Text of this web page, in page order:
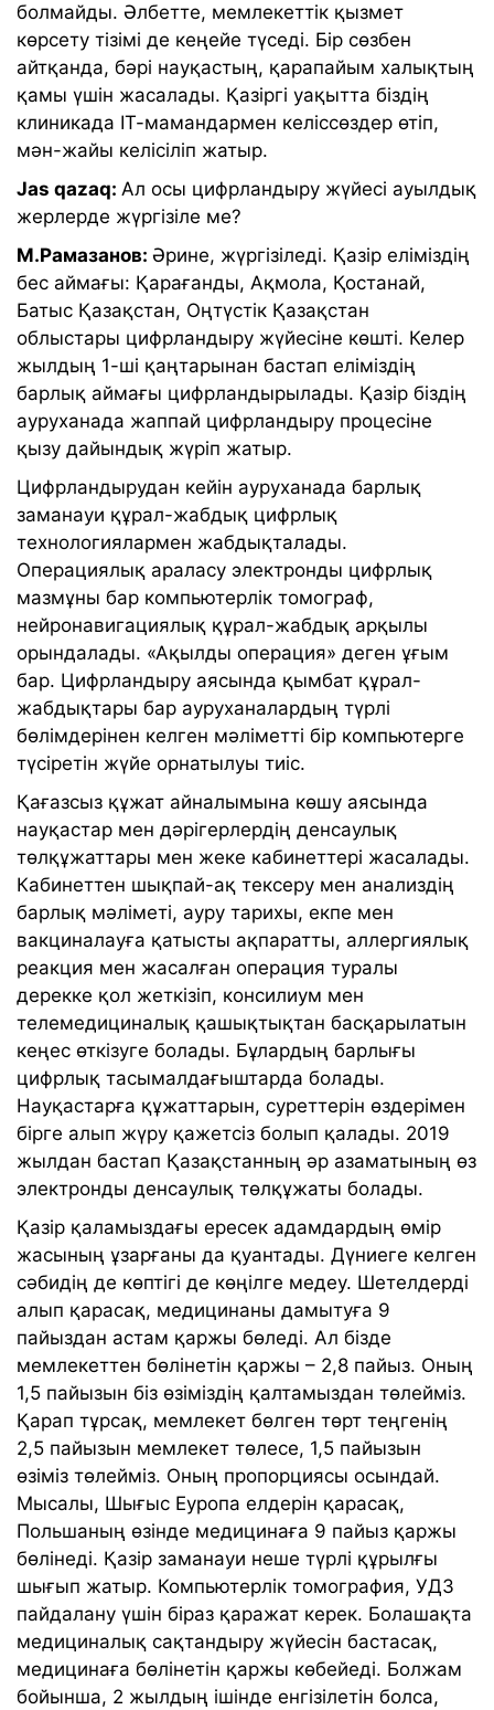
болмайды. Әлбетте, мемлекеттік қызмет
көрсету тізімі де кеңейе түседі. Бір сөзбен
айтқанда, бәрі науқастың, қарапайым халықтың
қамы үшін жасалады. Қазіргі уақытта біздің
клиникада ІТ-мамандармен келіссөздер өтіп,
мән-жайы келісіліп жатыр.
Jas qazaq: Ал осы цифрландыру жүйесі ауылдық
жерлерде жүргізіле ме?
М.Рамазанов: Әрине, жүргізіледі. Қазір еліміздің
бес аймағы: Қарағанды, Ақмола, Қостанай,
Батыс Қазақстан, Оңтүстік Қазақстан
облыстары цифрландыру жүйесіне көшті. Келер
жылдың 1-ші қаңтарынан бастап еліміздің
барлық аймағы цифрландырылады. Қазір біздің
ауруханада жаппай цифрландыру процесіне
қызу дайындық жүріп жатыр.
Цифрландырудан кейін ауруханада барлық
заманауи құрал-жабдық цифрлық
технологиялармен жабдықталады.
Операциялық араласу электронды цифрлық
мазмұны бар компьютерлік томограф,
нейронавигациялық құрал-жабдық арқылы
орындалады. «Ақылды операция» деген ұғым
бар. Цифрландыру аясында қымбат құрал-
жабдықтары бар ауруханалардың түрлі
бөлімдерінен келген мәліметті бір компьютерге
түсіретін жүйе орнатылуы тиіс.
Қағазсыз құжат айналымына көшу аясында
науқастар мен дәрігерлердің денсаулық
төлқұжаттары мен жеке кабинеттері жасалады.
Кабинеттен шықпай-ақ тексеру мен анализдің
барлық мәліметі, ауру тарихы, екпе мен
вакциналауға қатысты ақпаратты, аллергиялық
реакция мен жасалған операция туралы
дерекке қол жеткізіп, консилиум мен
телемедициналық қашықтықтан басқарылатын
кеңес өткізуге болады. Бұлардың барлығы
цифрлық тасымалдағыштарда болады.
Науқастарға құжаттарын, суреттерін өздерімен
бірге алып жүру қажетсіз болып қалады. 2019
жылдан бастап Қазақстанның әр азаматының өз
электронды денсаулық төлқұжаты болады.
Қазір қаламыздағы ересек адамдардың өмір
жасының ұзарғаны да қуантады. Дүниеге келген
сәбидің де көптігі де көңілге медеу. Шетелдерді
алып қарасақ, медицинаны дамытуға 9
пайыздан астам қаржы бөледі. Ал бізде
мемлекеттен бөлінетін қаржы – 2,8 пайыз. Оның
1,5 пайызын біз өзіміздің қалтамыздан төлейміз.
Қарап тұрсақ, мемлекет бөлген төрт теңгенің
2,5 пайызын мемлекет төлесе, 1,5 пайызын
өзіміз төлейміз. Оның пропорциясы осындай.
Мысалы, Шығыс Еуропа елдерін қарасақ,
Польшаның өзінде медицинаға 9 пайыз қаржы
бөлінеді. Қазір заманауи неше түрлі құрылғы
шығып жатыр. Компьютерлік томография, УДЗ
пайдалану үшін біраз қаражат керек. Болашақта
медициналық сақтандыру жүйесін бастасақ,
медицинаға бөлінетін қаржы көбейеді. Болжам
бойынша, 2 жылдың ішінде енгізілетін болса,